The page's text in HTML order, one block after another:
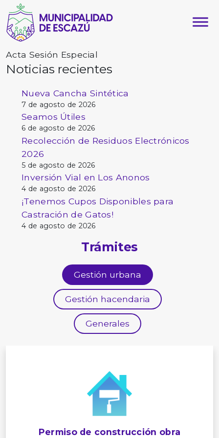
Acta Sesión Especial
Noticias recientes
Nueva Cancha Sintética
7 de agosto de 2026
Seamos Útiles
6 de agosto de 2026
Recolección de Residuos Electrónicos
2026
5 de agosto de 2026
Inversión Vial en Los Anonos
4 de agosto de 2026
¡Tenemos Cupos Disponibles para
Castración de Gatos!
4 de agosto de 2026
Trámites
Gestión urbana
Gestión hacendaria
Generales
Permiso de construcción obra